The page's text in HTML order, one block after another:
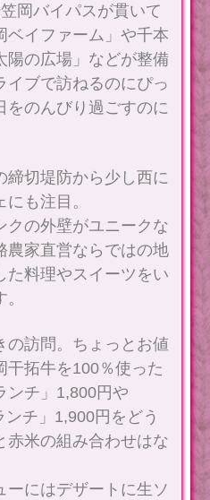
岡バイパスが貫いて
ベイファーム」や千本
陽の広場」などが整備
イブで訪ねるのにぴっ
をのんびり過ごすのに
締切堤防から少し西に
も注目。
クの外壁がユニークな
農家直営ならではの地
た料理やスイーツをい
の訪問。ちょっとお値
干拓牛を100％使った
ンチ」1,800円や
ンチ」1,900円をどう
赤米の組み合わせはな
ーにはデザートに生ソ